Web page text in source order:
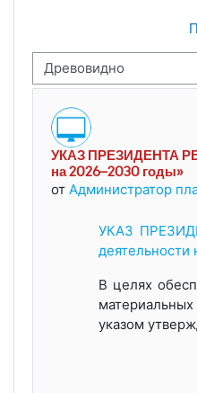
отображения
УКАЗ ПРЕЗИДЕНТА
на 2026–2030 годы»
от Администратор
Количество ответов:
УКАЗ
деятельности
В целях
указом